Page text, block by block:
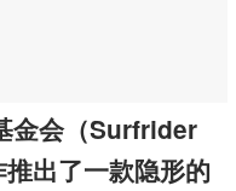
金会（Surfrider
出了一款隐形的